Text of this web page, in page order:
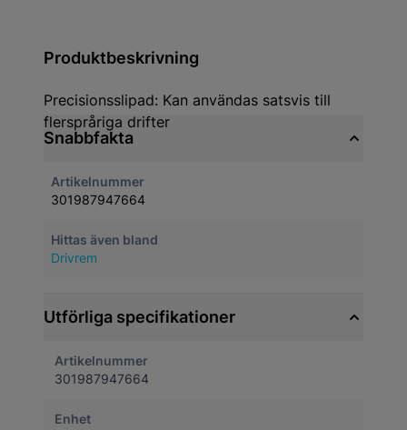
Produktbeskrivning
Precisionsslipad: Kan användas satsvis till
flerspråriga drifter
Snabbfakta
Artikelnummer
301987947664
Hittas även bland
Drivrem
Utförliga specifikationer
Artikelnummer
301987947664
Enhet